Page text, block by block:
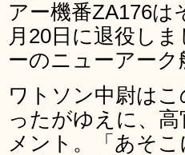
アー機番ZA176は
月20日に退役し
ーのニューアー
ワトソン中尉は
ったがゆえに、
メント。「あそ